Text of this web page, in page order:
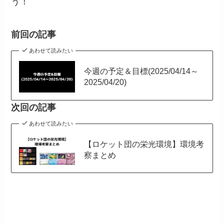
前回の記事
あわせて読みたい
今週の予定＆目標(2025/04/14～
2025/04/20)
次回の記事
あわせて読みたい
【ロケット団の栄光環境】環境考
察まとめ